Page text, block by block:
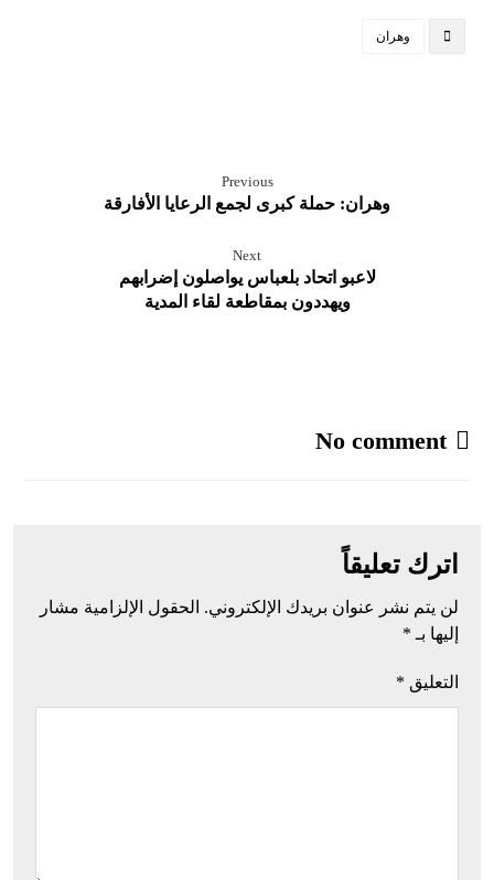
وهران
Previous
وهران: حملة كبرى لجمع الرعايا الأفارقة
Next
لاعبو اتحاد بلعباس يواصلون إضرابهم
ويهددون بمقاطعة لقاء المدية‎
No comment
اترك تعليقاً
لن يتم نشر عنوان بريدك الإلكتروني. الحقول الإلزامية مشار
إليها بـ *
التعليق *